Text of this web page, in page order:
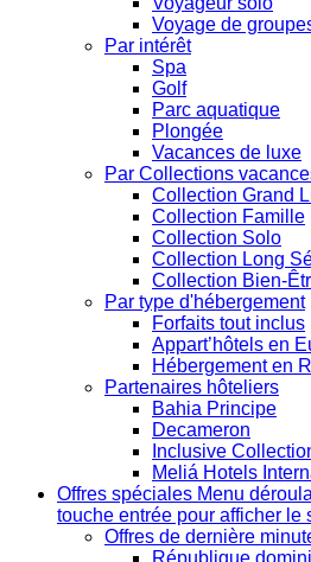
Voyage de
Par intérêt
Spa
Golf
Parc aquatique
Plongée
Vacances de luxe
Par Collections
Collection Grand
Collection Famille
Collection Solo
Collection Long
Collection Bien-
Par type d'hébergement
Forfaits tout inclus
Appart’hôtels en
Hébergement en
Partenaires hôteliers
Bahia Principe
Decameron
Inclusive
Meliá Hotels
Offres spéciales Menu
touche entrée pour afficher le
Offres de dernière